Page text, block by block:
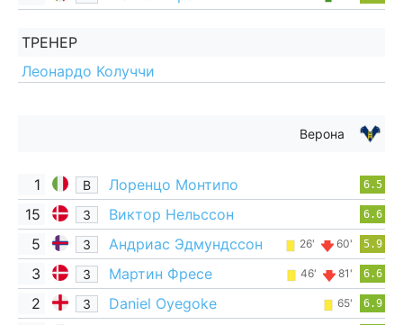
ТРЕНЕР
Леонардо Колуччи
Верона
1 В Лоренцо Монтипо 6.5
15 З Виктор Нельссон 6.6
5 З Андриас Эдмундссон 26' 60' 5.9
3 З Мартин Фресе 46' 81' 6.6
2 З Daniel Oyegoke 65' 6.9